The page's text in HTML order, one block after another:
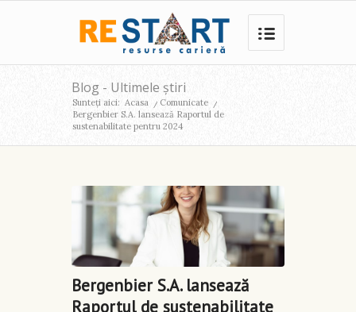
Blog - Ultimele știri
Sunteți aici: Acasa / Comunicate /
Bergenbier S.A. lansează Raportul de
sustenabilitate pentru 2024
Bergenbier S.A. lansează
Raportul de sustenabilitate